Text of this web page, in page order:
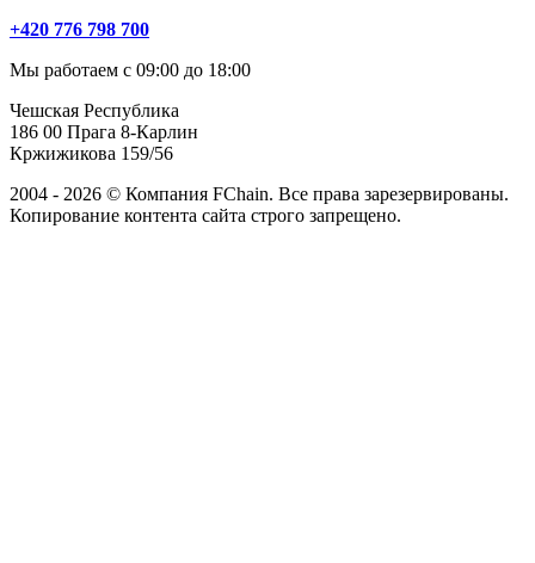
+420 776 798 700
Мы работаем с 09:00 до 18:00
Чешская Республика
186 00 Прага 8-Карлин
Кржижикова 159/56
2004 - 2026 © Компания FChain. Все права зарезервированы.
Копирование контента сайта строго запрещено.